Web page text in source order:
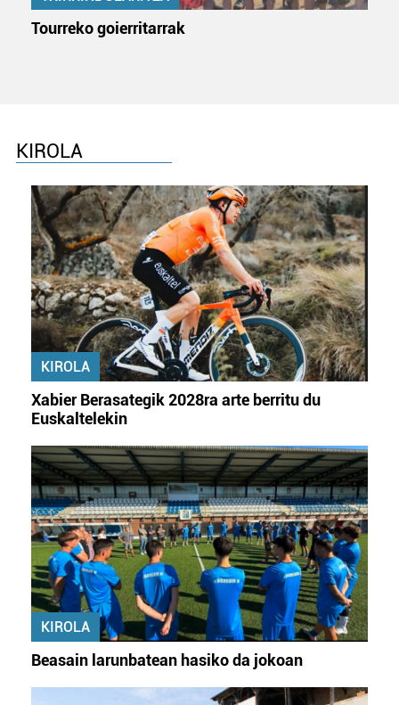
Tourreko goierritarrak
KIROLA
KIROLA
Xabier Berasategik 2028ra arte berritu du
Euskaltelekin
KIROLA
Beasain larunbatean hasiko da jokoan